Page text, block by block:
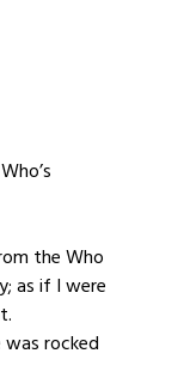
the Who
as if I were
rocked